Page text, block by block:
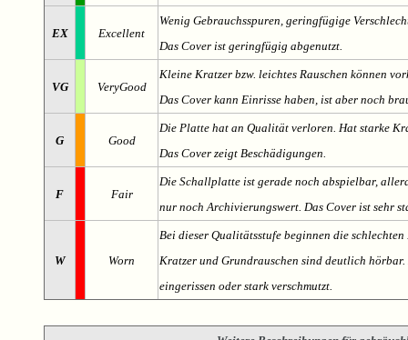
EX Excellent
Wenig Gebrauchsspuren, geringfügige
Das Cover ist geringfügig abgenutzt.
VG VeryGood
Kleine Kratzer bzw. leichtes Rauschen können
Das Cover kann Einrisse haben, ist aber noch
G Good
Die Platte hat an Qualität verloren. Hat starke
Das Cover zeigt Beschädigungen.
F Fair
Die Schallplatte ist gerade noch abspielbar,
nur noch Archivierungswert. Das Cover ist sehr
W Worn
Bei dieser Qualitätsstufe beginnen die
Kratzer und Grundrauschen sind deutlich
eingerissen oder stark verschmutzt.